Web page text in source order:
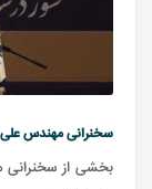
سخنرانی مهندس علی
بخشی از سخنرانی